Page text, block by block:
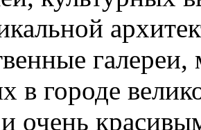
в городе
очень